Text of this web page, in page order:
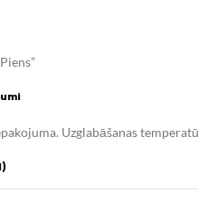
Uzglabāšanas
kJ / 92 Kcal